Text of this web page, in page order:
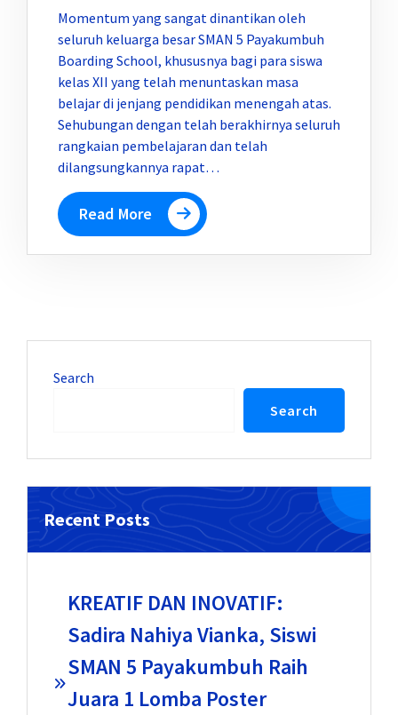
Momentum yang sangat dinantikan oleh
seluruh keluarga besar SMAN 5 Payakumbuh
Boarding School, khususnya bagi para siswa
kelas XII yang telah menuntaskan masa
belajar di jenjang pendidikan menengah atas.
Sehubungan dengan telah berakhirnya seluruh
rangkaian pembelajaran dan telah
dilangsungkannya rapat…
Read More
Search
Search
Recent Posts
KREATIF DAN INOVATIF:
Sadira Nahiya Vianka, Siswi
SMAN 5 Payakumbuh Raih
Juara 1 Lomba Poster